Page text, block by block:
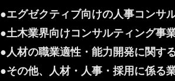
●エグゼクティブ向けの人事コンサ
●土木業界向けコンサルティング事
●人材の職業適性・能力開発に関す
●その他、人材・人事・採用に係る